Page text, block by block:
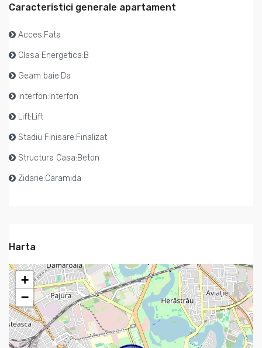
Caracteristici generale apartament
Acces:Fata
Clasa Energetica:B
Geam baie:Da
Interfon:Interfon
Lift:Lift
Stadiu Finisare:Finalizat
Structura Casa:Beton
Zidarie:Caramida
Harta
+
−